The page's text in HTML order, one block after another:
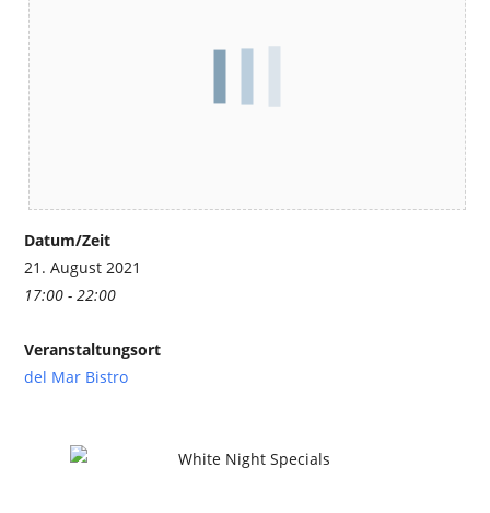
Datum/Zeit
21. August 2021
17:00 - 22:00
Veranstaltungsort
del Mar Bistro